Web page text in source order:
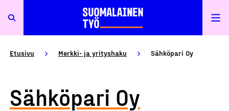
Etusivu Merkki- ja yrityshaku Sähköpari Oy
Sähköpari Oy